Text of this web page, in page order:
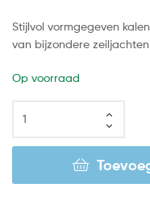
Stijlvol vormgegeven
van bijzondere
Op voorraad